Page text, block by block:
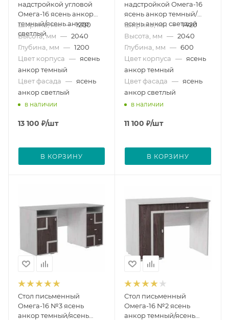
надстройкой угловой
Омега-16 ясень анкор
темный/ясень анкор
светлый
Ширина, мм — 1200
Высота, мм — 2040
Глубина, мм — 1200
Цвет корпуса — ясень
анкор темный
Цвет фасада — ясень
анкор светлый
в наличии
13 100 ₽/шт
В КОРЗИНУ
надстройкой Омега-16
ясень анкор темный/
ясень анкор светлый
Ширина, мм — 1420
Высота, мм — 2040
Глубина, мм — 600
Цвет корпуса — ясень
анкор темный
Цвет фасада — ясень
анкор светлый
в наличии
11 100 ₽/шт
В КОРЗИНУ
Стол письменный
Омега-16 №3 ясень
анкор темный/ясень
Стол письменный
Омега-16 №2 ясень
анкор темный/ясень